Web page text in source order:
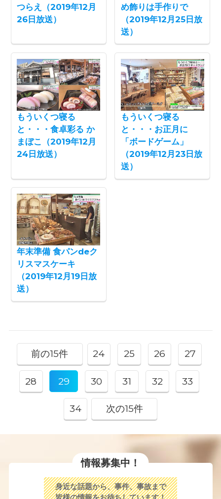
つらえ（2019年12月
26日放送）
め飾りは手作りで
（2019年12月25日放
送）
もういくつ寝る
と・・・食卓彩る か
まぼこ（2019年12月
24日放送）
もういくつ寝る
と・・・お正月に
「ボードゲーム」
（2019年12月23日放
送）
年末準備 食パンdeク
リスマスケーキ
（2019年12月19日放
送）
前の15件 24 25 26 27
28 29 30 31 32 33
34 次の15件
情報募集中！
身近な話題から、事件、事故まで